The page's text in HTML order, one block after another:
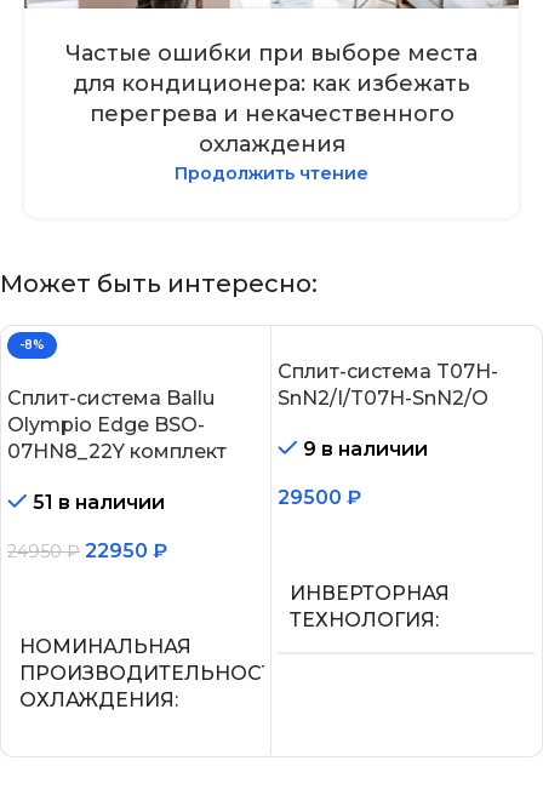
Частые ошибки при выборе места
для кондиционера: как избежать
перегрева и некачественного
охлаждения
Продолжить чтение
Может быть интересно:
-8%
Сплит-система Ballu
Olympio Edge BSO-
07HN8_22Y комплект
51 в наличии
24950₽ 22950 ₽
НОМИНАЛЬНАЯ
ПРОИЗВОДИТЕЛЬНОСТЬ
ОХЛАЖДЕНИЯ
2.05
Сплит-система T07H-
SnN2/I/T07H-SnN2/O
9 в наличии
29500 ₽
ИНВЕРТОРНАЯ
ТЕХНОЛОГИЯ
МАКС.